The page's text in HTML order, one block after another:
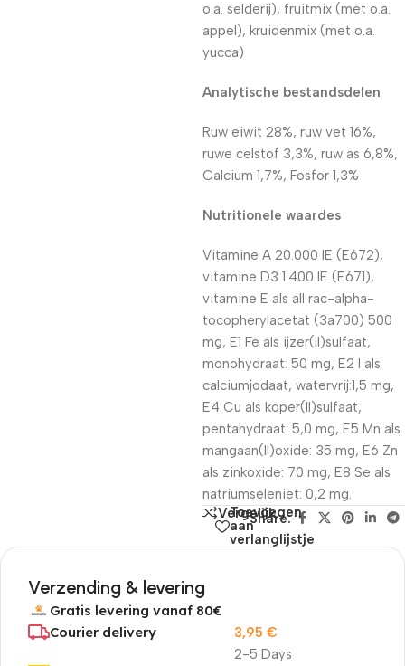
o.a. selderij), fruitmix (met o.a.
appel), kruidenmix (met o.a.
yucca)
Analytische bestandsdelen
Ruw eiwit 28%, ruw vet 16%,
ruwe celstof 3,3%, ruw as 6,8%,
Calcium 1,7%, Fosfor 1,3%
Nutritionele waardes
Vitamine A 20.000 IE (E672),
vitamine D3 1.400 IE (E671),
vitamine E als all rac-alpha-
tocopherylacetat (3a700) 500
mg, E1 Fe als ijzer(II)sulfaat,
monohydraat: 50 mg, E2 I als
calciumjodaat, watervrij:1,5 mg,
E4 Cu als koper(II)sulfaat,
pentahydraat: 5,0 mg, E5 Mn als
mangaan(II)oxide: 35 mg, E6 Zn
als zinkoxide: 70 mg, E8 Se als
natriumseleniet: 0,2 mg.
Vergelijk
Toevoegen
aan
verlanglijstje
Share:
Verzending & levering
Gratis levering vanaf 80€
Courier delivery
2-5 Days
3,95 €